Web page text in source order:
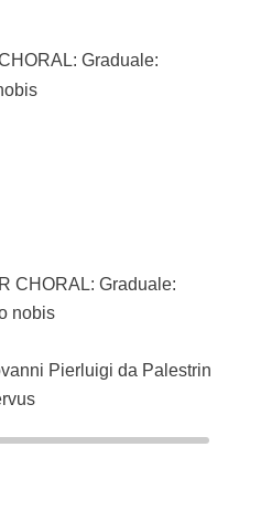
Graduale:
CHORAL: Graduale:
nobis
Pierluigi da Palestrina